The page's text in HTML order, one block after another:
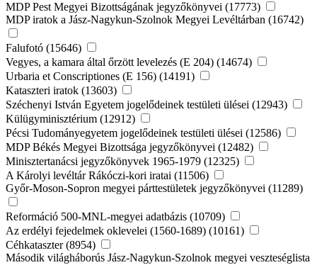
MDP Pest Megyei Bizottságának jegyzőkönyvei (17773)
MDP iratok a Jász-Nagykun-Szolnok Megyei Levéltárban (16742)
Falufotó (15646)
Vegyes, a kamara által őrzött levelezés (E 204) (14674)
Urbaria et Conscriptiones (E 156) (14191)
Kataszteri iratok (13603)
Széchenyi István Egyetem jogelődeinek testületi ülései (12943)
Külügyminisztérium (12912)
Pécsi Tudományegyetem jogelődeinek testületi ülései (12586)
MDP Békés Megyei Bizottsága jegyzőkönyvei (12482)
Minisztertanácsi jegyzőkönyvek 1965-1979 (12325)
A Károlyi levéltár Rákóczi-kori iratai (11506)
Győr-Moson-Sopron megyei párttestületek jegyzőkönyvei (11289)
Reformáció 500-MNL-megyei adatbázis (10709)
Az erdélyi fejedelmek oklevelei (1560-1689) (10161)
Céhkataszter (8954)
Második világháborús Jász-Nagykun-Szolnok megyei veszteséglista